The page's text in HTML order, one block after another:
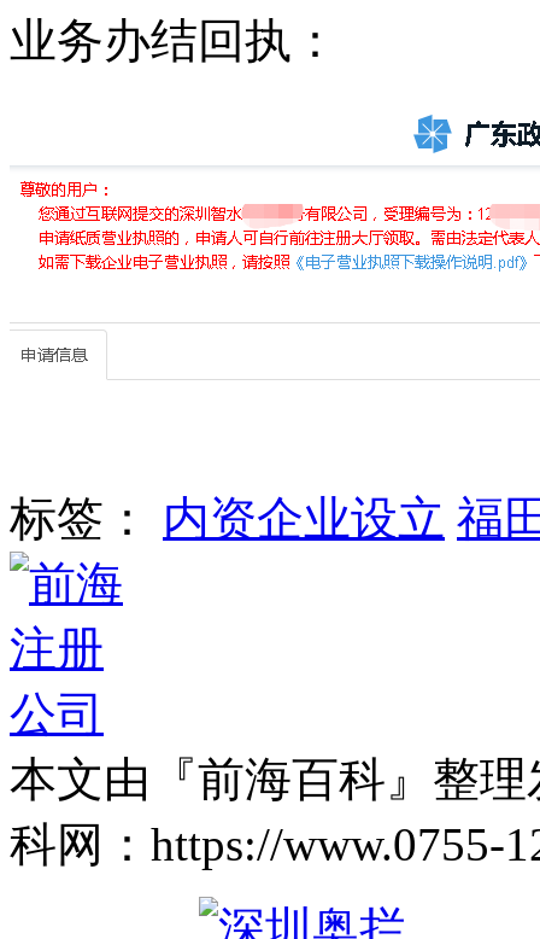
业务办结回执：
标签： 内资企业设立 福
本文由『前海百科』整
科网：https://www.0755-